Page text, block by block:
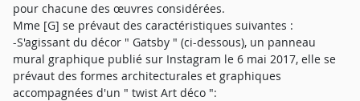
pour chacune des œuvres considérées.
Mme [G] se prévaut des caractéristiques suivantes :
-S'agissant du décor " Gatsby " (ci-dessous), un panneau
mural graphique publié sur Instagram le 6 mai 2017, elle se
prévaut des formes architecturales et graphiques
accompagnées d'un " twist Art déco ":